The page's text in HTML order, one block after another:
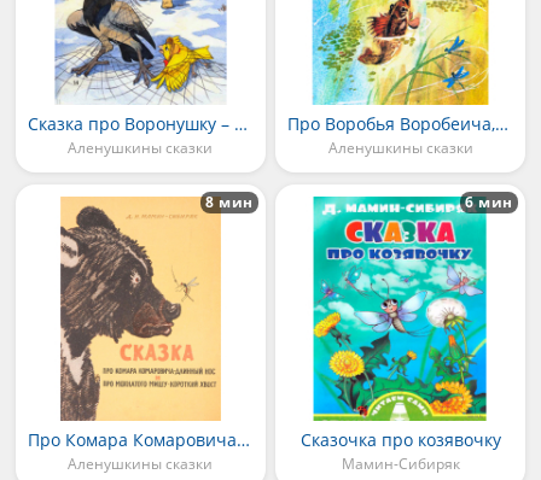
Сказка про Воронушку – черную головушку и желтую Канарейку
Аленушкины сказки
Про Воробья Воробеича, Ерша Ершовича и весёлого трубочиста Яшу
Аленушкины сказки
Про Комара Комаровича-длинный нос и про мохнатого Мишу-короткий хвост
Аленушкины сказки
8 мин
Сказочка про козявочку
Мамин-Сибиряк
6 мин